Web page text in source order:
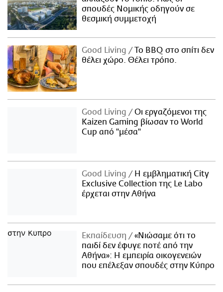
σπουδές Νομικής οδηγούν σε
θεσμική συμμετοχή
Good Living
Το BBQ στο σπίτι δεν
θέλει χώρο. Θέλει τρόπο.
Good Living
Οι εργαζόμενοι της
Kaizen Gaming βίωσαν το World
Cup από "μέσα"
Good Living
Η εμβληματική City
Exclusive Collection της Le Labo
έρχεται στην Αθήνα
Εκπαίδευση
«Νιώσαμε ότι το
παιδί δεν έφυγε ποτέ από την
Αθήνα»: Η εμπειρία οικογενειών
που επέλεξαν σπουδές στην Κύπρο